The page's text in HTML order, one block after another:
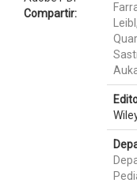
Compartir: